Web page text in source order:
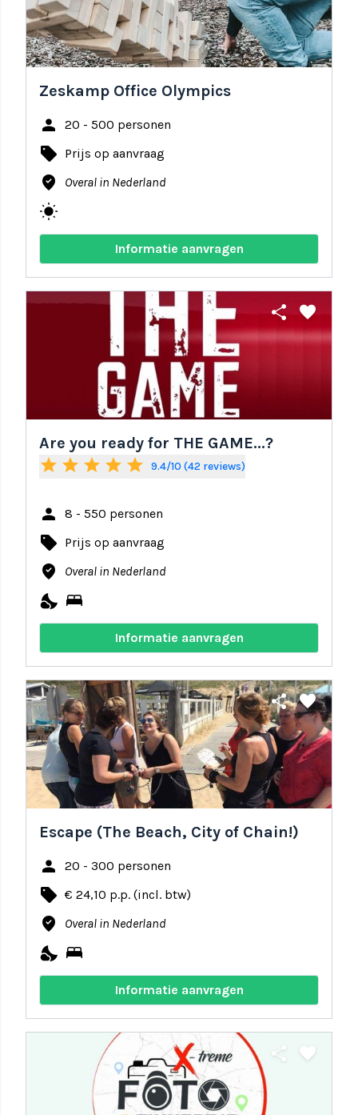
Zeskamp Office Olympics
person 20 - 500 personen
local_offer Prijs op aanvraag
where_to_vote Overal in Nederland
wb_sunny
Informatie aanvragen
share favorite
Are you ready for THE GAME...?
star star star star star 9.4/10 (42 reviews)
person 8 - 550 personen
local_offer Prijs op aanvraag
where_to_vote Overal in Nederland
nights_stay bed
Informatie aanvragen
share favorite
Escape (The Beach, City of Chain!)
person 20 - 300 personen
local_offer € 24,10 p.p. (incl. btw)
where_to_vote Overal in Nederland
nights_stay bed
Informatie aanvragen
share favorite